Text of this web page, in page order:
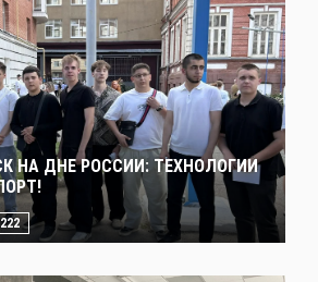
НА ДНЕ РОССИИ: ТЕХНОЛОГИИ
222